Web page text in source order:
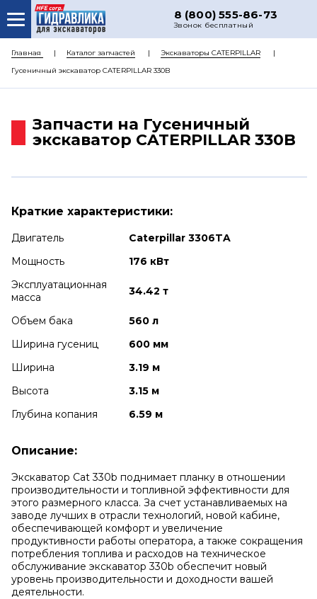
8 (800) 555-86-73
Звонок бесплатный
О НАС
КАТАЛОГ ЗАПЧАСТЕЙ
ДОСТАВКА
Главная Каталог запчастей
Экскаваторы CATERPILLAR
Гусеничный экскаватор CATERPILLAR 330B
Запчасти на Гусеничный
экскаватор CATERPILLAR 330B
Краткие характеристики:
Двигатель
Caterpillar 3306TA
Мощность
176 кВт
Эксплуатационная
масса
34.42 т
Объем бака
560 л
Ширина гусениц
600 мм
Ширина
3.19 м
Высота
3.15 м
Глубина копания
6.59 м
Описание:
Экскаватор Cat 330b поднимает планку в отношении
производительности и топливной эффективности для
этого размерного класса. За счет устанавливаемых на
заводе лучших в отрасли технологий, новой кабине,
обеспечивающей комфорт и увеличение
продуктивности работы оператора, а также сокращения
потребления топлива и расходов на техническое
обслуживание экскаватор 330b обеспечит новый
уровень производительности и доходности вашей
деятельности.